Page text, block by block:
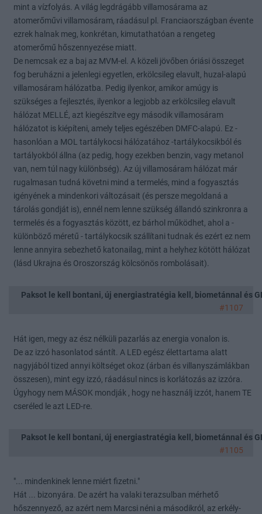
mint a vízfolyás. A világ legdrágább villamosárama az
atomerőművi villamosáram, ráadásul pl. Franciaországban évente
ezrek halnak meg, konkrétan, kimutathatóan a rengeteg
atomerőmű hőszennyezése miatt.
De nemcsak ez a baj az MVM-el. A közeli jövőben óriási összeget
fog beruházni a jelenlegi egyetlen, erkölcsileg elavult, huzal-alapú
villamosáram hálózatba. Pedig ilyenkor, amikor amúgy is
szükséges a fejlesztés, ilyenkor a legjobb az erkölcsileg elavult
hálózat MELLÉ, azt kiegészítve egy második villamosáram
hálózatot is kiépíteni, amely teljes egészében DMFC-alapú. Ez -
hasonlóan a MOL tartálykocsi hálózatához -tartálykocsikból és
tartályokból állna (az pedig, hogy ezekben benzin, vagy metanol
van, nem túl nagy különbség). Az új villamosáram hálózat már
rugalmasan tudná követni mind a termelés, mind a fogyasztás
igényének a mindenkori változásait (és persze megoldaná a
tárolás gondját is), ennél nem lenne szükség állandó szinkronra a
termelés és a fogyasztás között, ez bárhol működhet, ahol a -
különböző méretű - tartálykocsik szállítani tudnak és ezért ez nem
lenne annyira sebezhető katonailag, mint a helyhez kötött hálózat
(lásd Ukrajna és Oroszország kölcsönös rombolásait).
Paksot le kell bontani, új energiastratégia kell, biometánnal és
#1107
Hát igen, megy az ész nélküli pazarlás az energia vonalon is.
De az izzó hasonlatod sántít. A LED egész élettartama alatt
nagyjából tized annyi költséget okoz (árban és villanyszámlákban
összesen), mint egy izzó, ráadásul nincs is korlátozás az izzóra.
Úgyhogy nem MÁSOK mondják , hogy ne használj izzót, hanem TE
cseréled le azt LED-re.
Paksot le kell bontani, új energiastratégia kell, biometánnal és
#1105
"... mindenkinek lenne miért fizetni."
Hát ... bizonyára. De azért ha valaki terazsulban mérhető
hőszennyező, az azért nem Marcsi néni a másodikról, az erkély-